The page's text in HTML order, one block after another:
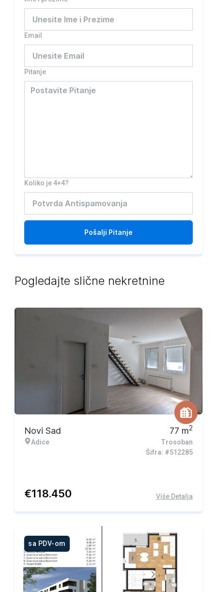
Email
Pitanje
Koliko je 4+4?
Pošalji Pitanje
Pogledajte slične nekretnine
Novi Sad
Adice
77 m2
Trosoban
Šifra: #512285
€118.450 Više Detalja
sa PDV-om